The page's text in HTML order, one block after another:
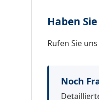
Haben
Rufen Sie
Noch